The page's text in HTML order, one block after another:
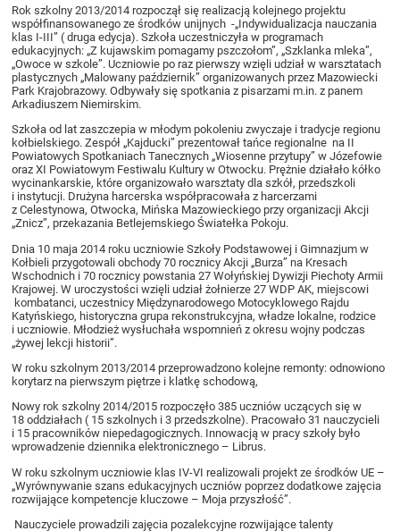
Rok szkolny 2013/2014 rozpoczął się realizacją kolejnego projektu
współfinansowanego ze środków unijnych -„Indywidualizacja nauczania
klas I-III” ( druga edycja). Szkoła uczestniczyła w programach
edukacyjnych: „Z kujawskim pomagamy pszczołom”, „Szklanka mleka”,
„Owoce w szkole”. Uczniowie po raz pierwszy wzięli udział w warsztatach
plastycznych „Malowany październik” organizowanych przez Mazowiecki
Park Krajobrazowy. Odbywały się spotkania z pisarzami m.in. z panem
Arkadiuszem Niemirskim.
Szkoła od lat zaszczepia w młodym pokoleniu zwyczaje i tradycje regionu
kołbielskiego. Zespół „Kajducki” prezentował tańce regionalne na II
Powiatowych Spotkaniach Tanecznych „Wiosenne przytupy” w Józefowie
oraz XI Powiatowym Festiwalu Kultury w Otwocku. Prężnie działało kółko
wycinankarskie, które organizowało warsztaty dla szkół, przedszkoli
i instytucji. Drużyna harcerska współpracowała z harcerzami
z Celestynowa, Otwocka, Mińska Mazowieckiego przy organizacji Akcji
„Znicz”, przekazania Betlejemskiego Światełka Pokoju.
Dnia 10 maja 2014 roku uczniowie Szkoły Podstawowej i Gimnazjum w
Kołbieli przygotowali obchody 70 rocznicy Akcji „Burza” na Kresach
Wschodnich i 70 rocznicy powstania 27 Wołyńskiej Dywizji Piechoty Armii
Krajowej. W uroczystości wzięli udział żołnierze 27 WDP AK, miejscowi
kombatanci, uczestnicy Międzynarodowego Motocyklowego Rajdu
Katyńskiego, historyczna grupa rekonstrukcyjna, władze lokalne, rodzice
i uczniowie. Młodzież wysłuchała wspomnień z okresu wojny podczas
„żywej lekcji historii”.
W roku szkolnym 2013/2014 przeprowadzono kolejne remonty: odnowiono
korytarz na pierwszym piętrze i klatkę schodową,
Nowy rok szkolny 2014/2015 rozpoczęło 385 uczniów uczących się w
18 oddziałach ( 15 szkolnych i 3 przedszkolne). Pracowało 31 nauczycieli
i 15 pracowników niepedagogicznych. Innowacją w pracy szkoły było
wprowadzenie dziennika elektronicznego – Librus.
W roku szkolnym uczniowie klas IV-VI realizowali projekt ze środków UE –
„Wyrównywanie szans edukacyjnych uczniów poprzez dodatkowe zajęcia
rozwijające kompetencje kluczowe – Moja przyszłość”.
Nauczyciele prowadzili zajęcia pozalekcyjne rozwijające talenty